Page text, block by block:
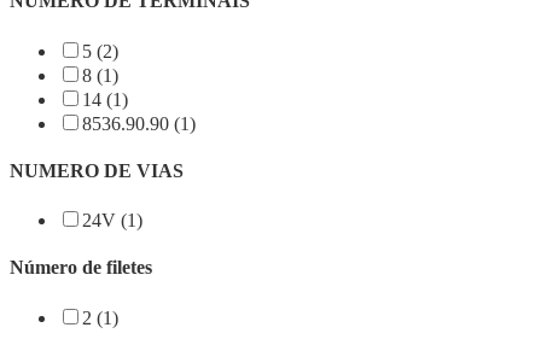
5 (2)
8 (1)
14 (1)
8536.90.90 (1)
NUMERO DE VIAS
24V (1)
Número de filetes
2 (1)